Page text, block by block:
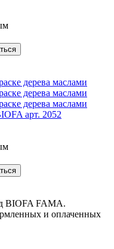
дерева маслами
дерева маслами
дерева маслами
арт. 2052
BIOFA FAMA.
и оплаченных